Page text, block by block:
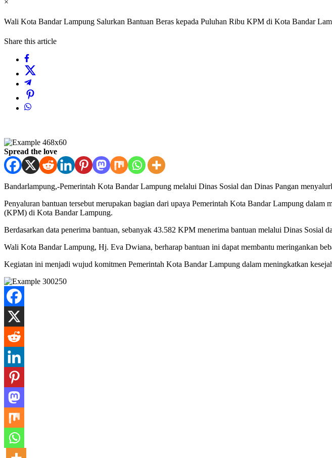
Wali Kota Bandar Lampung Salurkan Bantuan Beras kepada Puluhan Ribu KPM di Kota Bandar
Share this article
Spread the love
Bandarlampung,-Pemerintah Kota Bandar Lampung melalui Dinas Sosial dan Dinas Pangan
Penyaluran bantuan tersebut merupakan bagian dari upaya Pemerintah Kota Bandar Lampung
(KPM) di Kota Bandar Lampung.
Berdasarkan data penerima bantuan, sebanyak 43.582 KPM menerima bantuan melalui Dinas Sosial
Wali Kota Bandar Lampung, Hj. Eva Dwiana, berharap bantuan ini dapat membantu meringankan
Kegiatan ini menjadi wujud komitmen Pemerintah Kota Bandar Lampung dalam meningkatkan